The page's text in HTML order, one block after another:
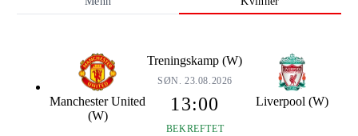
Manchester United
(W)
Treningskamp (W)
SØN. 23.08.2026
13:00
BEKREFTET
Liverpool (W)